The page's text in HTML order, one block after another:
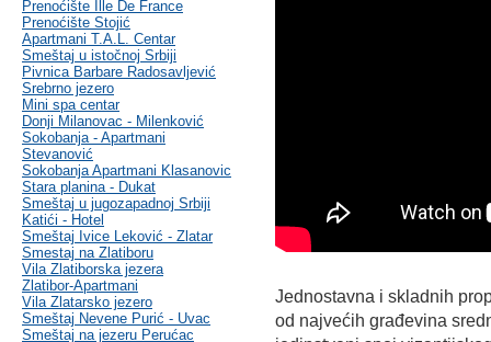
Prenoćište Ille De France
Prenoćište Stojić
Apartmani T.A.L. Centar
Smeštaj u istočnoj Srbiji
Pivnica Barbare Radosavljević
Srebrno jezero
Mini spa centar
Donji Milanovac - Milenković
Sokobanja - Apartmani
Stevanović
Sokobanja Apartmani Klasanovic
Stara planina - Dukat
Smeštaj u jugozapadnoj Srbiji
Katići - Hotel
Smeštaj Ivice Leković - Zlatar
Smestaj na Zlatiboru
Vila Zlatiborska jezera
Zlatibor-Apartmani
Vila Zlatarsko jezero
Smeštaj Nevene Purić - Uvac
Smeštaj na jezeru Perućac
Jednostavna i skladnih
od najvećih građevina